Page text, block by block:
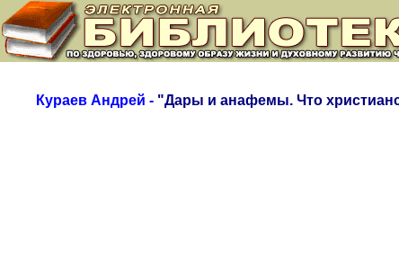
Кураев Андрей - "Дары и анафемы. Что